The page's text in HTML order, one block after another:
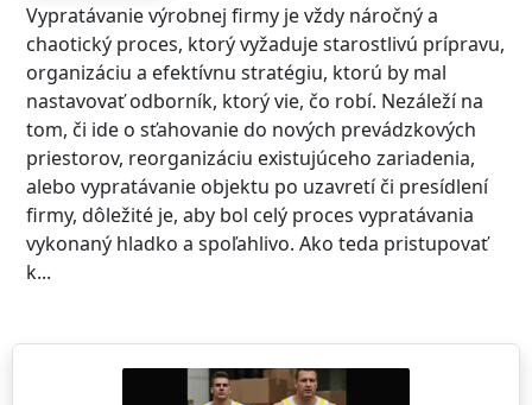
Vypratávanie výrobnej firmy je vždy náročný a
chaotický proces, ktorý vyžaduje starostlivú prípravu,
organizáciu a efektívnu stratégiu, ktorú by mal
nastavovať odborník, ktorý vie, čo robí. Nezáleží na
tom, či ide o sťahovanie do nových prevádzkových
priestorov, reorganizáciu existujúceho zariadenia,
alebo vypratávanie objektu po uzavretí či presídlení
firmy, dôležité je, aby bol celý proces vypratávania
vykonaný hladko a spoľahlivo. Ako teda pristupovať
k...